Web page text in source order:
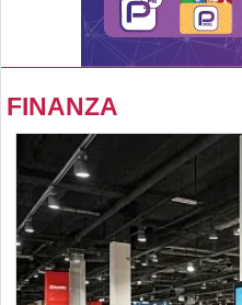
FINANZA